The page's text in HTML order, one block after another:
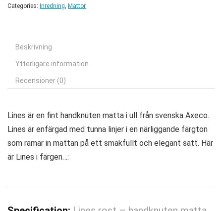
Categories: Inredning, Mattor
Beskrivning
Ytterligare information
Recensioner (0)
Lines är en fint handknuten matta i ull från svenska Axeco.
Lines är enfärgad med tunna linjer i en närliggande färgton
som ramar in mattan på ett smakfullt och elegant sätt. Här
är Lines i färgen…: